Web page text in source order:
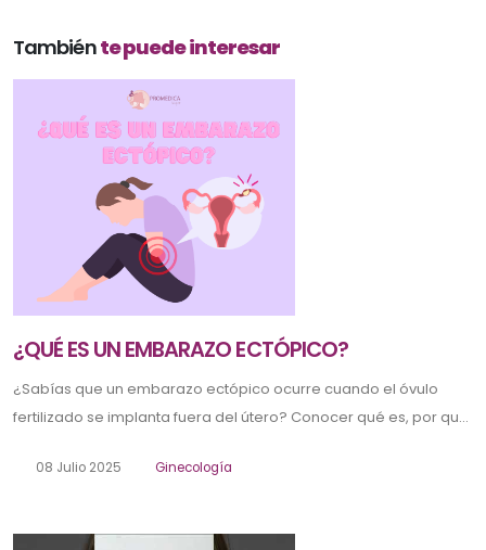
Tambiénte puede interesar
¿QUÉ ES UN EMBARAZO ECTÓPICO?
¿Sabías que un embarazo ectópico ocurre cuando el óvulo
fertilizado se implanta fuera del útero? Conocer qué es, por qu...
08 Julio 2025 Ginecología